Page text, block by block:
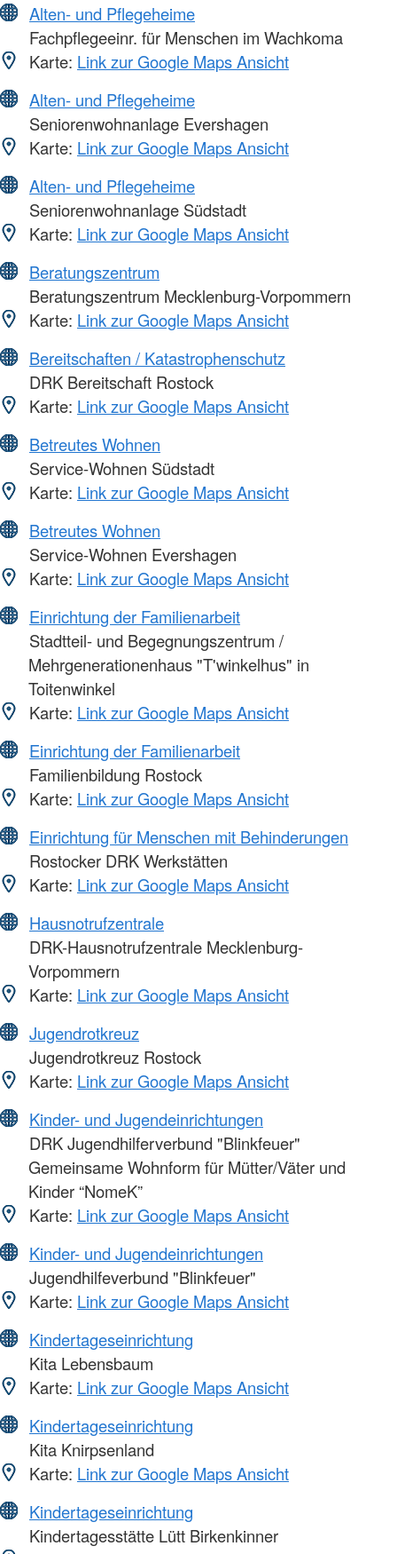
Alten- und Pflegeheime
Fachpflegeeinr. für Menschen im Wachkoma
Karte: Link zur Google Maps Ansicht
Alten- und Pflegeheime
Seniorenwohnanlage Evershagen
Karte: Link zur Google Maps Ansicht
Alten- und Pflegeheime
Seniorenwohnanlage Südstadt
Karte: Link zur Google Maps Ansicht
Beratungszentrum
Beratungszentrum Mecklenburg-Vorpommern
Karte: Link zur Google Maps Ansicht
Bereitschaften / Katastrophenschutz
DRK Bereitschaft Rostock
Karte: Link zur Google Maps Ansicht
Betreutes Wohnen
Service-Wohnen Südstadt
Karte: Link zur Google Maps Ansicht
Betreutes Wohnen
Service-Wohnen Evershagen
Karte: Link zur Google Maps Ansicht
Einrichtung der Familienarbeit
Stadtteil- und Begegnungszentrum /
Mehrgenerationenhaus "T'winkelhus" in
Toitenwinkel
Karte: Link zur Google Maps Ansicht
Einrichtung der Familienarbeit
Familienbildung Rostock
Karte: Link zur Google Maps Ansicht
Einrichtung für Menschen mit Behinderungen
Rostocker DRK Werkstätten
Karte: Link zur Google Maps Ansicht
Hausnotrufzentrale
DRK-Hausnotrufzentrale Mecklenburg-
Vorpommern
Karte: Link zur Google Maps Ansicht
Jugendrotkreuz
Jugendrotkreuz Rostock
Karte: Link zur Google Maps Ansicht
Kinder- und Jugendeinrichtungen
DRK Jugendhilferverbund "Blinkfeuer"
Gemeinsame Wohnform für Mütter/Väter und
Kinder “NomeK”
Karte: Link zur Google Maps Ansicht
Kinder- und Jugendeinrichtungen
Jugendhilfeverbund "Blinkfeuer"
Karte: Link zur Google Maps Ansicht
Kindertageseinrichtung
Kita Lebensbaum
Karte: Link zur Google Maps Ansicht
Kindertageseinrichtung
Kita Knirpsenland
Karte: Link zur Google Maps Ansicht
Kindertageseinrichtung
Kindertagesstätte Lütt Birkenkinner